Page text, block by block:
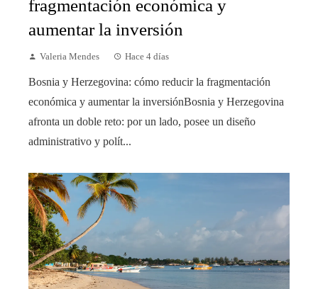
fragmentación económica y
aumentar la inversión
Valeria Mendes Hace 4 días
Bosnia y Herzegovina: cómo reducir la fragmentación
económica y aumentar la inversiónBosnia y Herzegovina
afronta un doble reto: por un lado, posee un diseño
administrativo y polít...